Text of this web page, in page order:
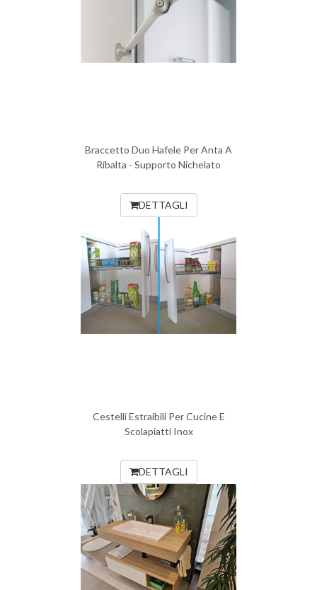
Braccetto Duo Hafele Per Anta A
Ribalta - Supporto Nichelato
DETTAGLI
Cestelli Estraibili Per Cucine E
Scolapiatti Inox
DETTAGLI